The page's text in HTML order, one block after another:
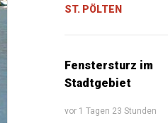
ST. PÖLTEN
Fenstersturz im
Stadtgebiet
vor 1 Tagen 23 Stunden